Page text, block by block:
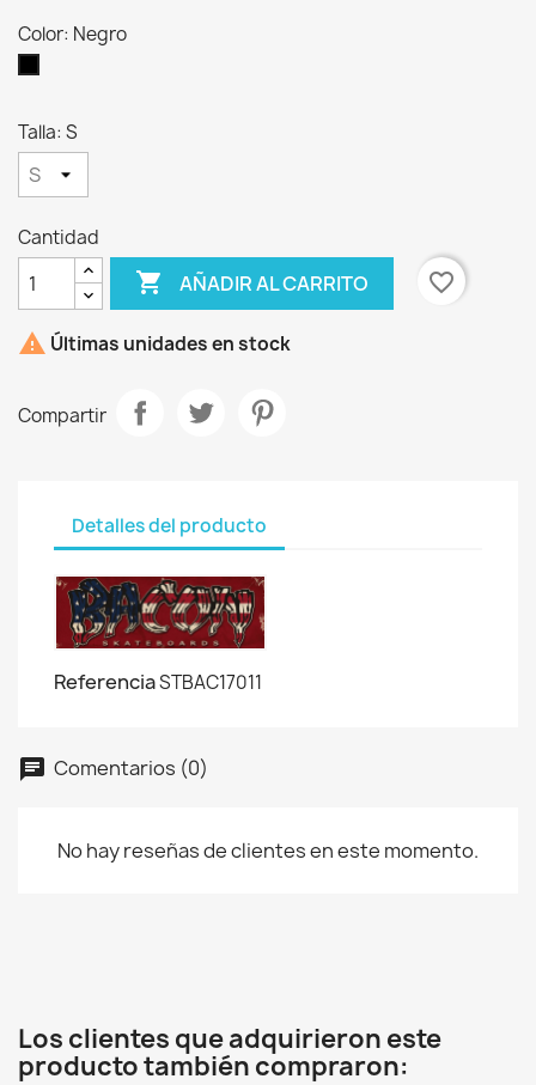
Color: Negro
Talla: S
Cantidad
 AÑADIR AL CARRITO favorite_border
 Últimas unidades en stock
Compartir
Detalles del producto
ReferenciaSTBAC17011
Comentarios (0)
No hay reseñas de clientes en este momento.
Los clientes que adquirieron este
producto también compraron: